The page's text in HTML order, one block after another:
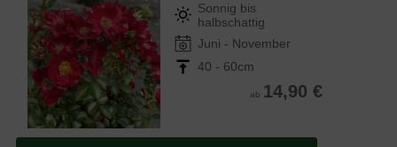
Sonnig bis
halbschattig
Juni - November
40 - 60cm
ab 14,90 €